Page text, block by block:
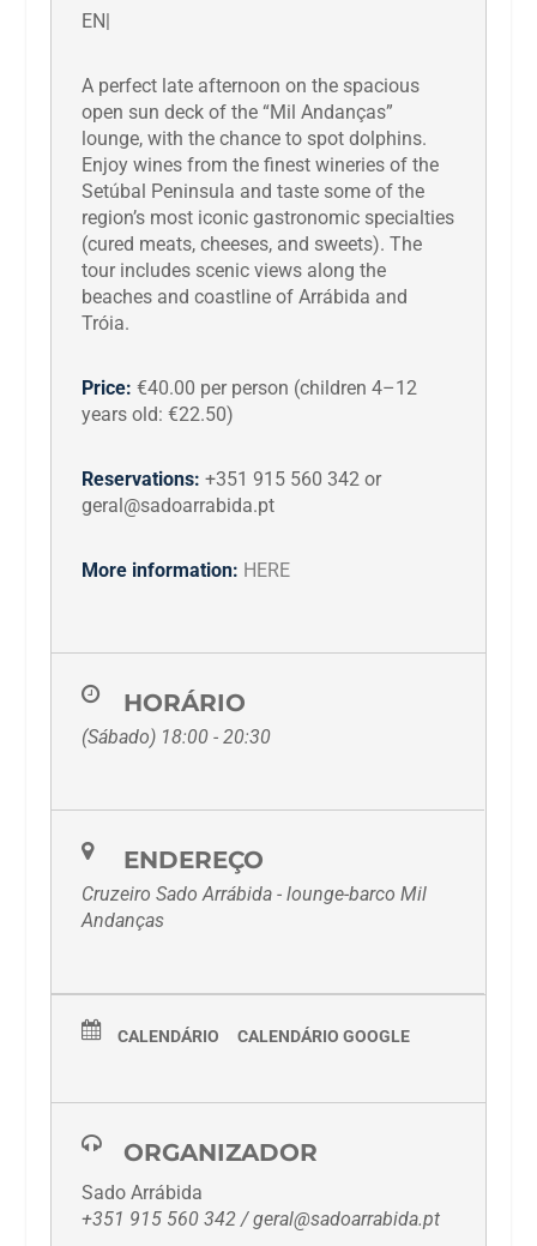
EN|
A perfect late afternoon on the spacious
open sun deck of the “Mil Andanças”
lounge, with the chance to spot dolphins.
Enjoy wines from the finest wineries of the
Setúbal Peninsula and taste some of the
region’s most iconic gastronomic specialties
(cured meats, cheeses, and sweets). The
tour includes scenic views along the
beaches and coastline of Arrábida and
Tróia.
Price: €40.00 per person (children 4–12
years old: €22.50)
Reservations: +351 915 560 342 or
geral@sadoarrabida.pt
More information: HERE
HORÁRIO
(Sábado) 18:00 - 20:30
ENDEREÇO
Cruzeiro Sado Arrábida - lounge-barco Mil
Andanças
CALENDÁRIO CALENDÁRIO GOOGLE
ORGANIZADOR
Sado Arrábida
+351 915 560 342 / geral@sadoarrabida.pt